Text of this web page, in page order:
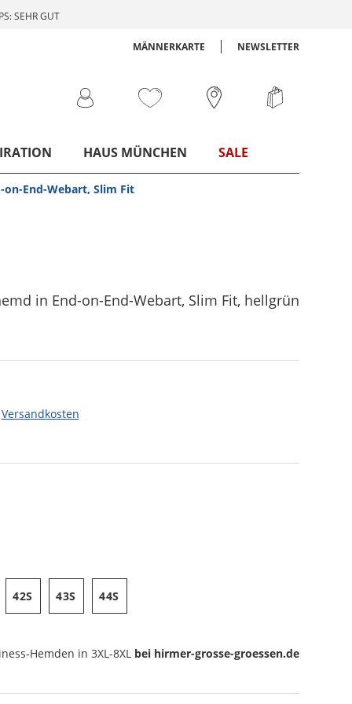
SEHR GUT
MÄNNERKARTE NEWSLETTER
HAUS MÜNCHEN SALE
End-Webart, Slim Fit
in End-on-End-Webart, Slim Fit, hellgrün
Versandkosten
42S 43S 44S
Hemden in 3XL-8XL bei hirmer-grosse-groessen.de